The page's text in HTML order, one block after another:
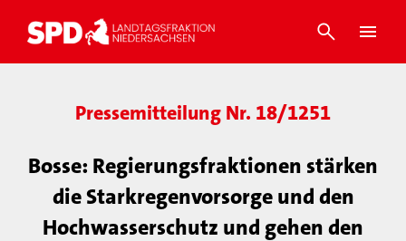
Pressemitteilung Nr. 18/1251
Bosse: Regierungsfraktionen stärken
die Starkregenvorsorge und den
Hochwasserschutz und gehen den